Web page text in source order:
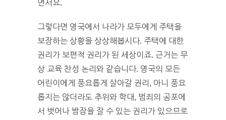
면서요.
그렇다면 영국에서 나라가 모두에게 주택을
보장하는 상황을 상상해봅시다. 주택에 대한
권리가 보편적 권리가 된 세상이죠. 근거는 무
상 교육 찬성 논리와 같습니다. 영국의 모든
어린이에게 풍요롭게 살아갈 권리, 아니 풍요
롭지는 않더라도 추위와 학대, 범죄의 공포에
서 벗어나 밤잠을 잘 수 있는 권리가 있으므로